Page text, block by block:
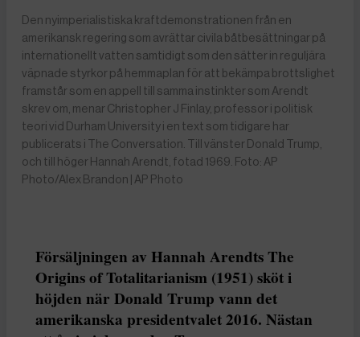
Den nyimperialistiska kraftdemonstrationen från en
amerikansk regering som avrättar civila båtbesättningar på
internationellt vatten samtidigt som den sätter in reguljära
väpnade styrkor på hemmaplan för att bekämpa brottslighet
framstår som en appell till samma instinkter som Arendt
skrev om, menar Christopher J Finlay, professor i politisk
teori vid Durham University i en text som tidigare har
publicerats i The Conversation. Till vänster Donald Trump,
och till höger Hannah Arendt, fotad 1969. Foto: AP
Photo/Alex Brandon | AP Photo
Försäljningen av Hannah Arendts The
Origins of Totalitarianism (1951) sköt i
höjden när Donald Trump vann det
amerikanska presidentvalet 2016. Nästan